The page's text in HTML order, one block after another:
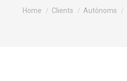
You are here:
Home Clients Autònoms